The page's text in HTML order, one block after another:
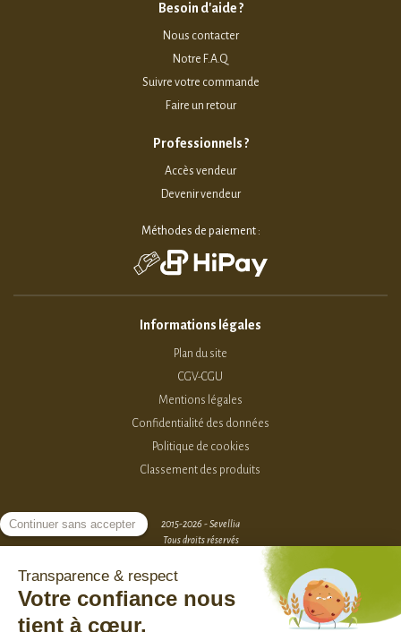
Besoin d'aide ?
Nous contacter
Notre F.A.Q
Suivre votre commande
Faire un retour
Professionnels ?
Accès vendeur
Devenir vendeur
Méthodes de paiement :
Informations légales
Plan du site
CGV-CGU
Mentions légales
Confidentialité des données
Politique de cookies
Classement des produits
2015-2026 - Sevellia
Tous droits réservés